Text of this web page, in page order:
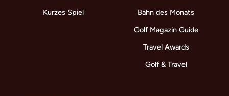
Kurzes Spiel
Bahn des Monats
Golf Magazin Guide
Travel Awards
Golf & Travel